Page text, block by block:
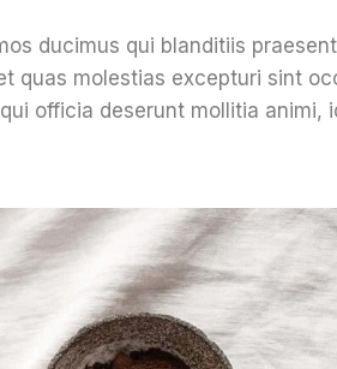
ducimus qui blanditiis
quas molestias excepturi sint
officia deserunt mollitia animi,